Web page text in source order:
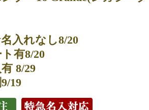
入れなし8/20
有8/20
8/29
19